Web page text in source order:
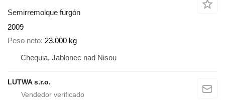
Semirremolque furgón
2009
Peso neto 23.000 kg
Chequia, Jablonec nad Nisou
LUTWA s.r.o.